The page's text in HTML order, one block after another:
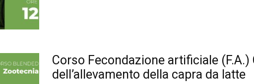
Corso Fecondazione artificiale
dell’allevamento della capra da latte